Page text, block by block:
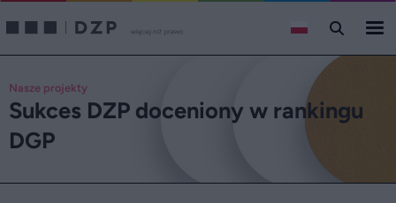
Nasze projekty
Sukces DZP doceniony w rankingu
DGP